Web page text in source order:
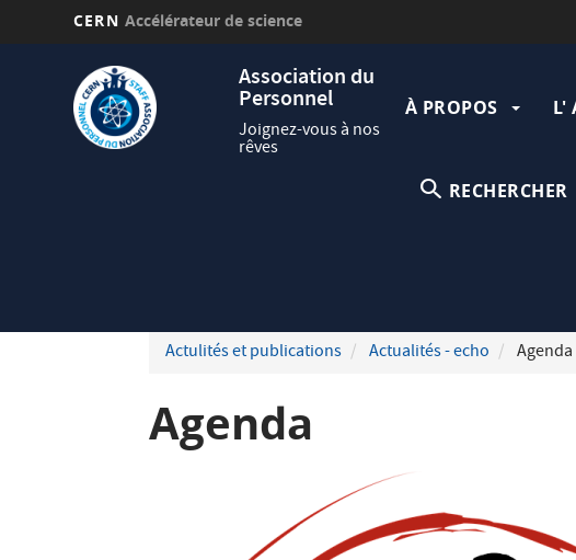
CERN Accélérateur de science
Association du
Personnel
Joignez-vous à nos
rêves
principale
À PROPOS L'
RECHERCHER
Actulités et publications Actualités - echo Agenda
Agenda